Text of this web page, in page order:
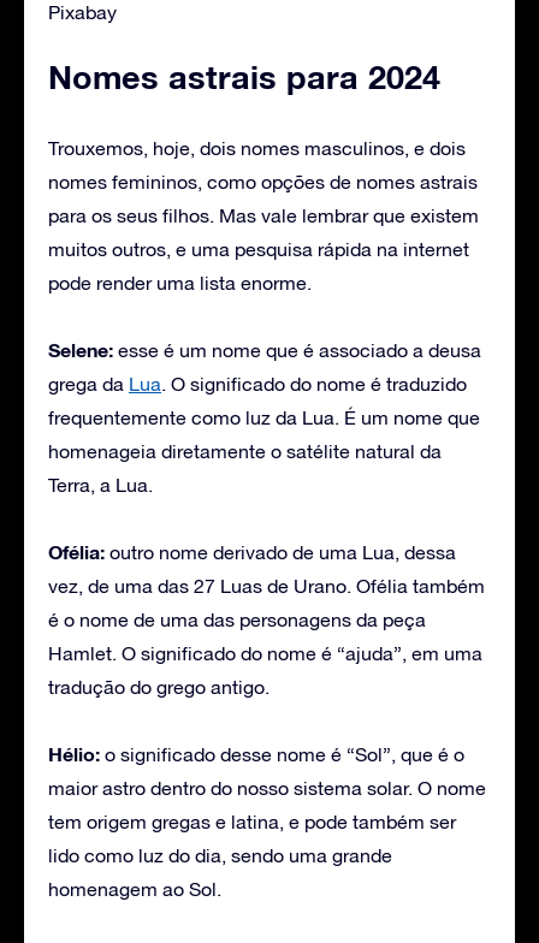
Pixabay
Nomes astrais para 2024
Trouxemos, hoje, dois nomes masculinos, e dois
nomes femininos, como opções de nomes astrais
para os seus filhos. Mas vale lembrar que existem
muitos outros, e uma pesquisa rápida na internet
pode render uma lista enorme.
Selene: esse é um nome que é associado a deusa
grega da Lua. O significado do nome é traduzido
frequentemente como luz da Lua. É um nome que
homenageia diretamente o satélite natural da
Terra, a Lua.
Ofélia: outro nome derivado de uma Lua, dessa
vez, de uma das 27 Luas de Urano. Ofélia também
é o nome de uma das personagens da peça
Hamlet. O significado do nome é “ajuda”, em uma
tradução do grego antigo.
Hélio: o significado desse nome é “Sol”, que é o
maior astro dentro do nosso sistema solar. O nome
tem origem gregas e latina, e pode também ser
lido como luz do dia, sendo uma grande
homenagem ao Sol.